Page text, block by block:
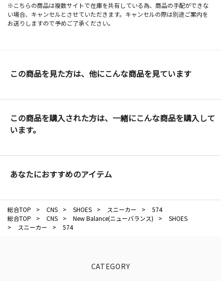
※こちらの商品は複数サイトで在庫を共有している為、商品の手配ができな
い場合、キャンセルとさせていただきます。キャンセルの際は別途ご案内を
お送りしますので予めご了承ください。
この商品を見た方は、他にこんな商品を見ています
この商品を購入された方は、一緒にこんな商品を購入して
います。
あなたにおすすめのアイテム
総合TOP > CNS > SHOES > スニーカー >
574
総合TOP
> CNS > New Balance(ニューバランス) >
SHOES
>
スニーカー > 574
CATEGORY